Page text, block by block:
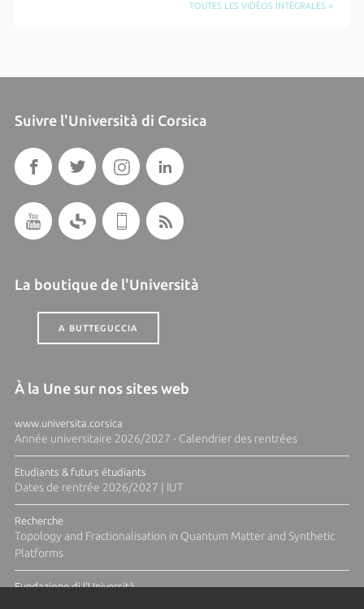
TOUTES LES VIDÉOS INTÉGRALES >
Suivre l'Università di Corsica
La boutique de l'Università
A BUTTEGUCCIA
À la Une sur nos sites web
www.universita.corsica
Année universitaire 2026/2027 - Calendrier des rentrées
Etudiants & futurs étudiants
Dates de rentrée 2026/2027 | IUT
Recherche
Topology and Fractionalisation in Quantum Matter and Synthetic
Platforms
Fundazione di l'Università